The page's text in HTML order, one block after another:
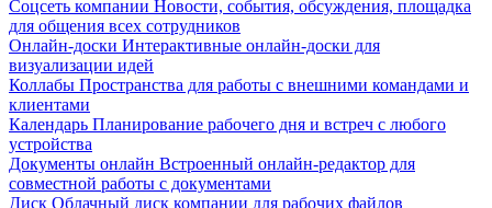
Соцсеть компании Новости, события, обсуждения, площадка
для общения всех сотрудников
Онлайн-доски Интерактивные онлайн-доски для
визуализации идей
Коллабы Пространства для работы с внешними командами и
клиентами
Календарь Планирование рабочего дня и встреч с любого
устройства
Документы онлайн Встроенный онлайн-редактор для
совместной работы с документами
Диск Облачный диск компании для рабочих файлов